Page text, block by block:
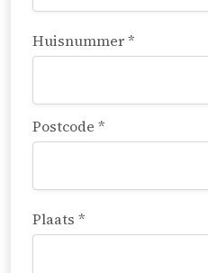
Huisnummer *
Postcode *
Plaats *